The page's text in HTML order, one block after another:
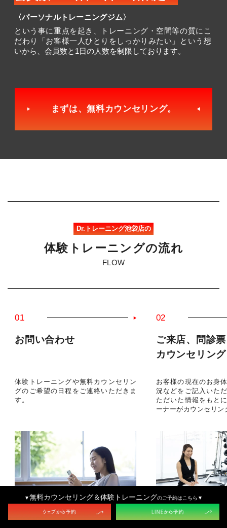
〈パーソナルトレーニングジム〉
という事に重点を起き、トレーニング・空間等の質にこ
だわり「お客様一人ひとりをしっかりみたい」という想
いから、会員数と1日の人数を制限しております。
まずは、無料カウンセリング。
Dr.トレーニング池袋店の
体験 ト レ ーニン グの流れ
FLOW
01
お問い合わせ
02
ご来店、問診
カウンセリング
体験トレーニングや無料カウンセリン
グのご希望の日程をご連絡いただきま
す。
お客様の現在のお身
況などをご記入いた
ただいた情報をもと
ーナーがカウンセリン
お問い合わせはこちら
無料カウンセリング＆体験トレーニングのご予約はこちら
無料カウンセリング&体験トレーニング